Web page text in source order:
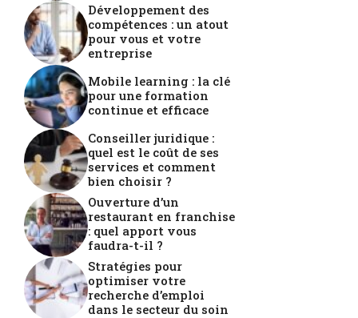
Développement des
compétences : un atout
pour vous et votre
entreprise
Mobile learning : la clé
pour une formation
continue et efficace
Conseiller juridique :
quel est le coût de ses
services et comment
bien choisir ?
Ouverture d’un
restaurant en franchise
: quel apport vous
faudra-t-il ?
Stratégies pour
optimiser votre
recherche d’emploi
dans le secteur du soin